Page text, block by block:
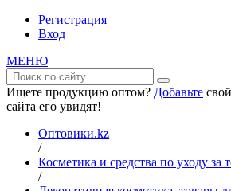
Регистрация
Вход
МЕНЮ
Ищете продукцию оптом? Добавьте
сайта его увидят!
Оптовики.kz
/
Косметика и средства по уходу за
/